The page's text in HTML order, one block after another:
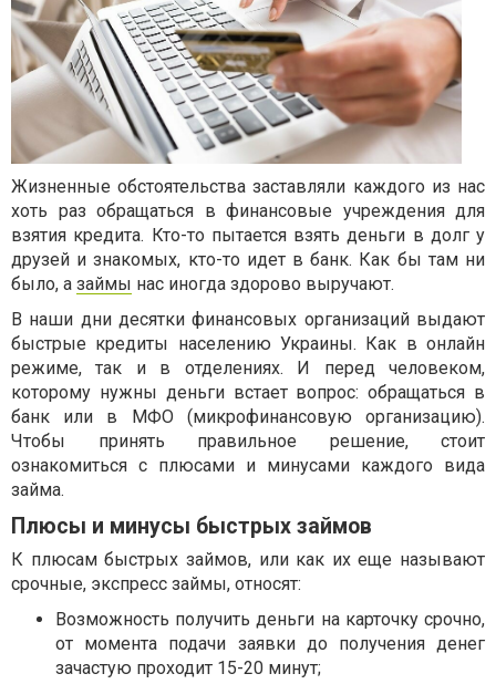
Жизненные обстоятельства заставляли каждого из нас
хоть раз обращаться в финансовые учреждения для
взятия кредита. Кто-то пытается взять деньги в долг у
друзей и знакомых, кто-то идет в банк. Как бы там ни
было, а займы нас иногда здорово выручают.
В наши дни десятки финансовых организаций выдают
быстрые кредиты населению Украины. Как в онлайн
режиме, так и в отделениях. И перед человеком,
которому нужны деньги встает вопрос: обращаться в
банк или в МФО (микрофинансовую организацию).
Чтобы принять правильное решение, стоит
ознакомиться с плюсами и минусами каждого вида
займа.
Плюсы и минусы быстрых займов
К плюсам быстрых займов, или как их еще называют
срочные, экспресс займы, относят:
Возможность получить деньги на карточку срочно,
от момента подачи заявки до получения денег
зачастую проходит 15-20 минут;